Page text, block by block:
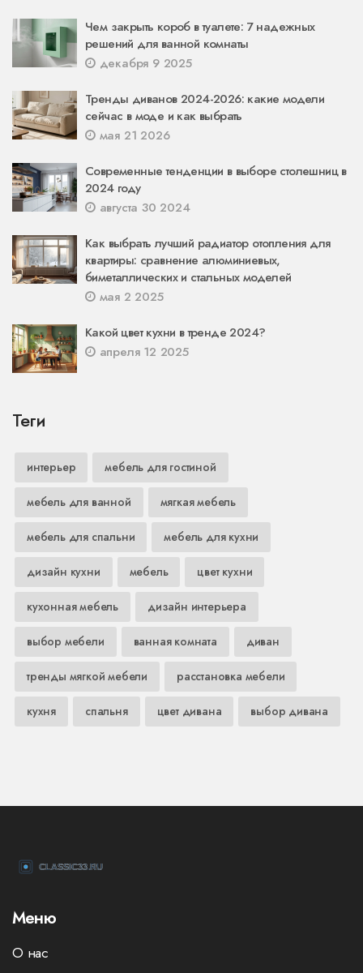
Чем закрыть короб в туалете: 7 надежных
решений для ванной комнаты
декабря 9 2025
Тренды диванов 2024-2026: какие модели
сейчас в моде и как выбрать
мая 21 2026
Современные тенденции в выборе столешниц в
2024 году
августа 30 2024
Как выбрать лучший радиатор отопления для
квартиры: сравнение алюминиевых,
биметаллических и стальных моделей
мая 2 2025
Какой цвет кухни в тренде 2024?
апреля 12 2025
Теги
интерьер мебель для гостиной
мебель для ванной мягкая мебель
мебель для спальни мебель для кухни
дизайн кухни мебель цвет кухни
кухонная мебель дизайн интерьера
выбор мебели ванная комната диван
тренды мягкой мебели расстановка мебели
кухня спальня цвет дивана выбор дивана
Меню
О нас